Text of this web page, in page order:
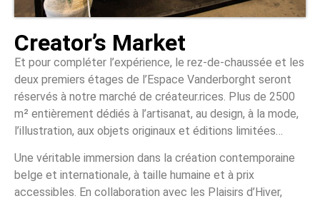
Creator’s Market
Et pour compléter l’expérience, le rez-de-chaussée et les
deux premiers étages de l’Espace Vanderborght seront
réservés à notre marché de créateur.rices. Plus de 2500
m² entièrement dédiés à l’artisanat, au design, à la mode,
l’illustration, aux objets originaux et éditions limitées…
Une véritable immersion dans la création contemporaine
belge et internationale, à taille humaine et à prix
accessibles. En collaboration avec les Plaisirs d’Hiver,